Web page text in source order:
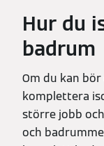
Hur du
badrum
Om du kan
komplettera
större jobb
och